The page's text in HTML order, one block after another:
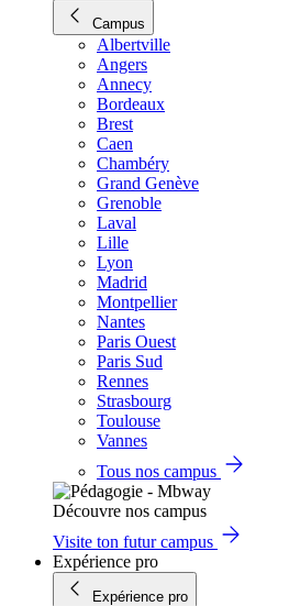
Campus
Albertville
Angers
Annecy
Bordeaux
Brest
Caen
Chambéry
Grand Genève
Grenoble
Laval
Lille
Lyon
Madrid
Montpellier
Nantes
Paris Ouest
Paris Sud
Rennes
Strasbourg
Toulouse
Vannes
Tous nos campus
Découvre nos campus
Visite ton futur campus
Expérience pro
Expérience pro